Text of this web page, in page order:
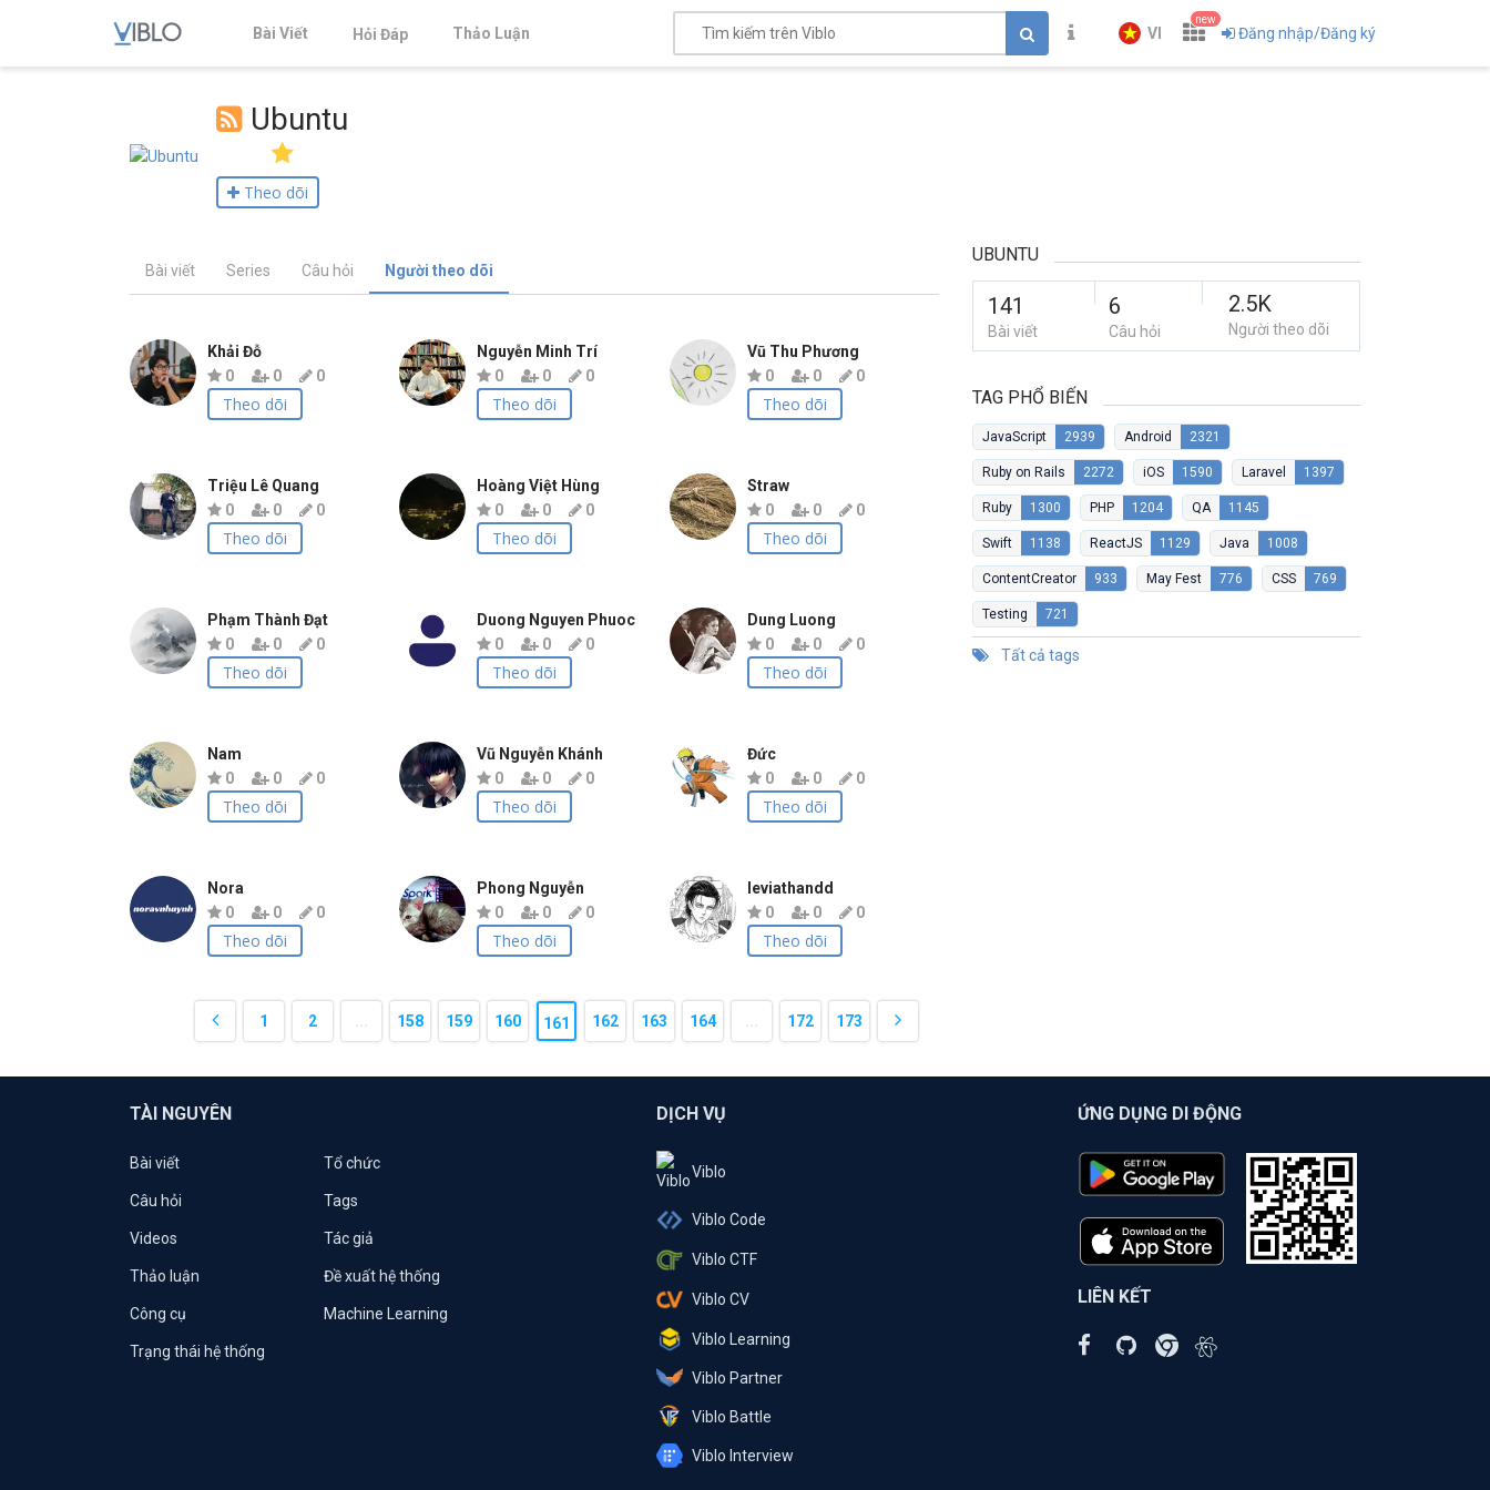
Bài Viết Hỏi Đáp Thảo Luận VI
new
Đăng nhập/Đăng ký
Ubuntu
Theo dõi
Bài viết Series Câu hỏi Người theo dõi
Khải Đỗ
0
0 0
Theo dõi
Nguyễn Minh Trí
0
0 0
Theo dõi
Vū Thu Phương
0
0 0
Theo dõi
Triệu Lê Quang
0
0 0
Theo dõi
Hoàng Việt Hùng
0
0 0
Theo dõi
Straw
0
0 0
Theo dõi
Phạm Thành Đạt
0
0 0
Theo dõi
Duong Nguyen Phuoc
0
0 0
Theo dõi
Dung Luong
0
0 0
Theo dõi
Nam
0
0 0
Theo dõi
Vũ Nguyễn Khánh
0
0 0
Theo dõi
Đức
0
0 0
Theo dõi
Nora
0
0 0
Theo dõi
Phong Nguyễn
0
0 0
Theo dõi
leviathandd
0
0 0
Theo dõi
1 2 158 159 160 161 162 163 164 172 173
UBUNTU
141
Bài viết
6
Câu hỏi
2.5K
Người theo dõi
TAG PHỔ BIẾN
JavaScript 2939 Android 2321
Ruby on Rails 2272 iOS 1590 Laravel 1397
Ruby 1300 PHP 1204 QA 1145
Swift 1138 ReactJS 1129 Java 1008
ContentCreator 933 May Fest 776 CSS 769
Testing 721
Tất cả tags
TÀI NGUYÊN
Bài viết Tổ chức
Câu hỏi Tags
Videos Tác giả
Thảo luận Đề xuất hệ thống
Công cụ Machine Learning
Trạng thái hệ thống
DỊCH VỤ
Viblo
Viblo Code
Viblo CTF
Viblo CV
Viblo Learning
Viblo Partner
Viblo Battle
Viblo Interview
ỨNG DỤNG DI ĐỘNG
LIÊN KẾT